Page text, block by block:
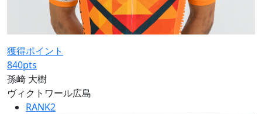
獲得ポイント
840pts
孫崎 大樹
ヴィクトワール広島
RANK2